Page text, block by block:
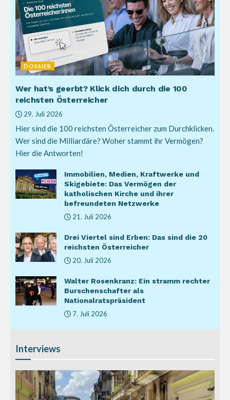
DOSSIER
Wer hat’s geerbt? Klick dich durch die 100
reichsten Österreicher
29. Juli 2026
Hier sind die 100 reichsten Österreicher zum Durchklicken.
Wer sind die Milliardäre? Woher stammt ihr Vermögen?
Hier die Antworten!
Immobilien, Medien, Kraftwerke und
Skigebiete: Das Vermögen der
katholischen Kirche und ihrer
befreundeten Netzwerke
21. Juli 2026
Drei Viertel sind Erben: Das sind die 20
reichsten Österreicher
20. Juli 2026
Walter Rosenkranz: Ein stramm rechter
Burschenschafter als
Nationalratspräsident
7. Juli 2026
Interviews